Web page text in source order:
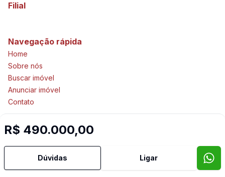
R$ 490.000,00
Dúvidas Ligar
Filial
Navegação rápida
Home
Sobre nós
Buscar imóvel
Anunciar imóvel
Contato
Selo de Tecnologia Loft